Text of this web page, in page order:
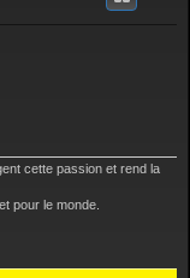
cette passion et rend la
pour le monde.